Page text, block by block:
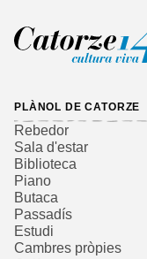
PLÀNOL DE CATORZE
Rebedor
Sala d'estar
Biblioteca
Piano
Butaca
Passadís
Estudi
Cambres pròpies